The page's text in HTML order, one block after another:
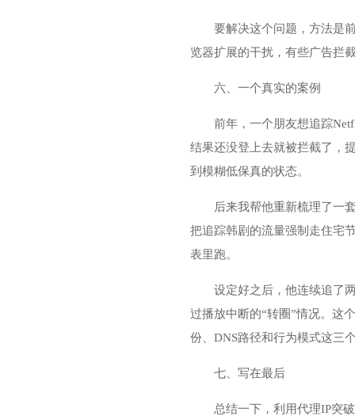
要解决这个问题，方法是
览器扩展的干扰，有些广告拦
六、一个真实的案例
前年，一个朋友想追踪
结果还没登上去就被拦截了，
到模糊低保真的状态。
后来我帮他重新梳理了一
把追踪韩剧的流量强制走住宅
表里跑。
设定好之后，他连续追了
过播放中断的“转圈”情况。这
份、DNS路径和行为模式这三
七、写在最后
总结一下，利用代理IP突